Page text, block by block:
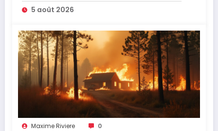
5 août 2026
Maxime Riviere 0